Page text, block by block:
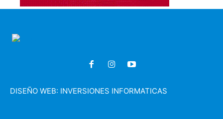
DISEÑO WEB: INVERSIONES INFORMATICAS